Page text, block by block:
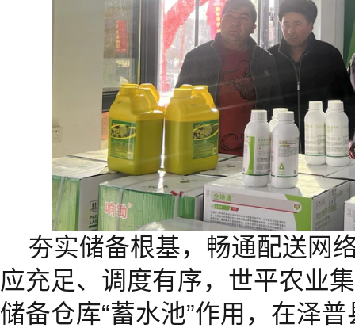
夯实储备根基，畅通配送网
应充足、调度有序，世平农业
储备仓库“蓄水池”作用，在泽